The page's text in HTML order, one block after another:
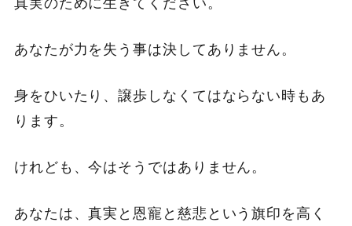
あなたが力を失う事は決してありません。
身をひいたり、譲歩しなくてはならない時もあ
ります。
けれども、今はそうではありません。
あなたは、真実と恩寵と慈悲という旗印を高く